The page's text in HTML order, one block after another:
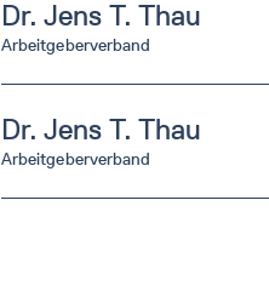
Dr. Jens T. Thau
Arbeitgeberverband
Dr. Jens T. Thau
Arbeitgeberverband